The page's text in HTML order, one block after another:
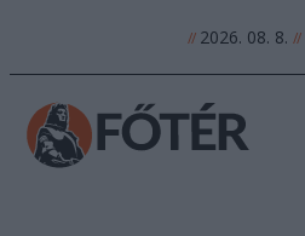
//2026. 08. 8. //